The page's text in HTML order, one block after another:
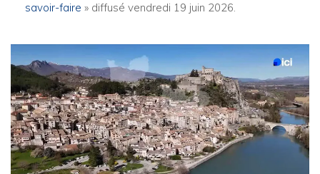
savoir-faire » diffusé vendredi 19 juin 2026.